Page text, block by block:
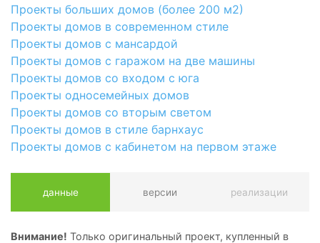
Проекты больших домов (более 200 м2)
Проекты домов в современном стиле
Проекты домов с мансардой
Проекты домов с гаражом на две машины
Проекты домов со входом с юга
Проекты односемейных домов
Проекты домов со вторым светом
Проекты домов в стиле барнхаус
Проекты домов с кабинетом на первом этаже
данные версии реализации
Внимание! Только оригинальный проект, купленный в